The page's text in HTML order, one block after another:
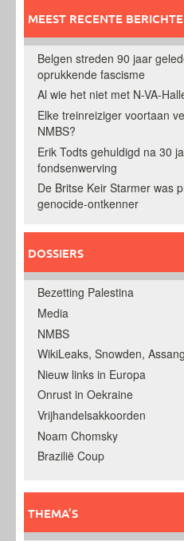
MEEST RECENTE
Belgen streden 90 jaar
oprukkende fascisme
Al wie het niet met N-VA-
Elke treinreiziger voortaan
NMBS?
Erik Todts gehuldigd na 30
fondsenwerving
De Britse Keir Starmer was
genocide-ontkenner
DOSSIERS
Bezetting Palestina
Media
NMBS
WikiLeaks, Snowden,
Nieuw links in Europa
Onrust in Oekraine
Vrijhandelsakkoorden
Noam Chomsky
Brazilië Coup
THEMA’S